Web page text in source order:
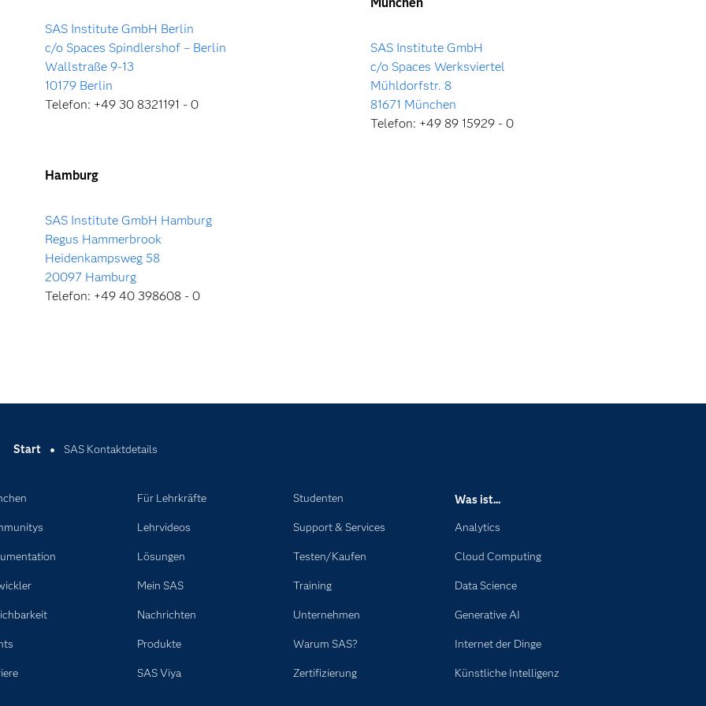
SAS Institute GmbH Berlin
c/o Spaces Spindlershof – Berlin
Wallstraße 9-13
10179 Berlin
Telefon: +49 30 8321191 - 0
Hamburg
SAS Institute GmbH Hamburg
Regus Hammerbrook
Heidenkampsweg 58
20097 Hamburg
Telefon: +49 40 398608 - 0
SAS Institute GmbH
c/o Spaces Werksviertel
Mühldorfstr. 8
81671 München
Telefon: +49 89 15929 - 0
Start SAS Kontaktdetails
Für Lehrkräfte
Lehrvideos
Lösungen
Mein SAS
Nachrichten
Produkte
SAS Viya
Studenten
Support & Services
Testen/Kaufen
Training
Unternehmen
Warum SAS?
Zertifizierung
Was ist...
Analytics
Cloud Computing
Data Science
Generative AI
Internet der Dinge
Künstliche Intelligenz